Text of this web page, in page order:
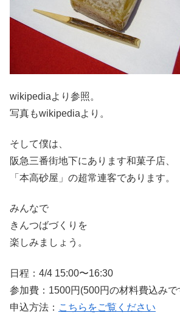
wikipediaより参照。
写真もwikipediaより。
そして僕は、
阪急三番街地下にあります和菓子店、
「本高砂屋」の超常連客であります。
みんなで
きんつばづくりを
楽しみましょう。
日程：4/4 15:00〜16:30
参加費：1500円(500円の材料費込みで
申込方法： こちらをご覧ください